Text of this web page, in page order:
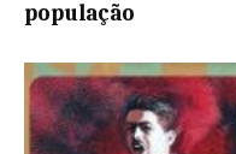
população